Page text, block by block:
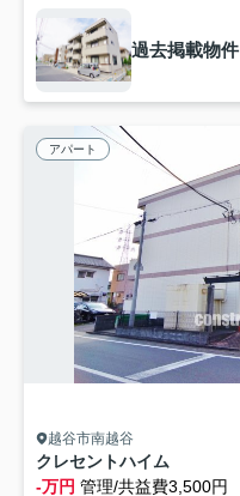
過去掲載物件
アパート
越谷市南越谷
クレセントハイム
-万円 管理/共益費3,500円